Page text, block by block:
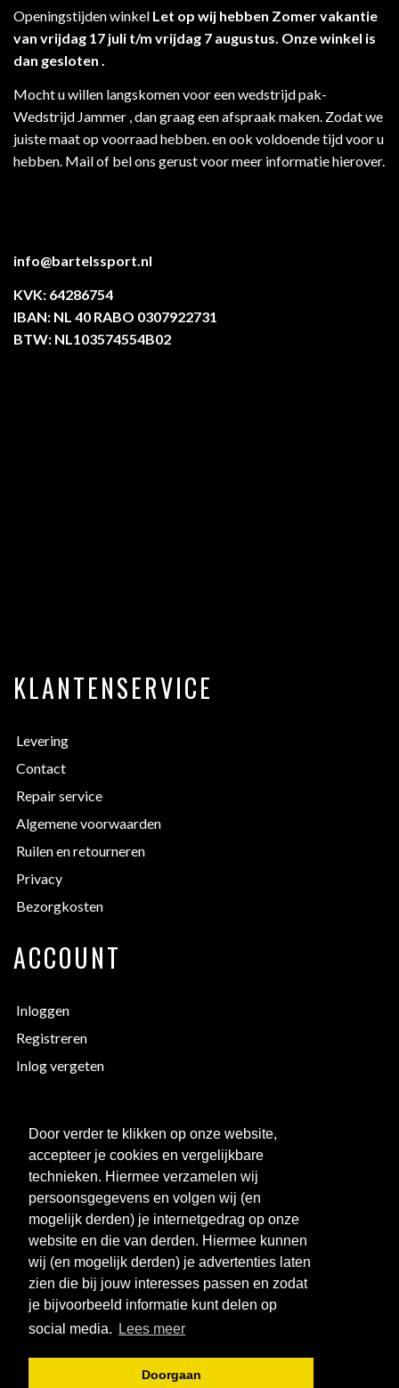
Door verder te klikken op onze website,
accepteer je cookies en vergelijkbare
technieken. Hiermee verzamelen wij
persoonsgegevens en volgen wij (en
mogelijk derden) je internetgedrag op onze
website en die van derden. Hiermee kunnen
wij (en mogelijk derden) je advertenties laten
zien die bij jouw interesses passen en zodat
je bijvoorbeeld informatie kunt delen op
social media.
Lees meer
Doorgaan
Openingstijden winkel Let op wij hebben Zomer vakantie
van vrijdag 17 juli t/m vrijdag 7 augustus. Onze winkel is
dan gesloten .
Mocht u willen langskomen voor een wedstrijd pak-
Wedstrijd Jammer , dan graag een afspraak maken. Zodat we
juiste maat op voorraad hebben. en ook voldoende tijd voor u
hebben. Mail of bel ons gerust voor meer informatie hierover.
info@bartelssport.nl
KVK: 64286754
IBAN: NL 40 RABO 0307922731
BTW: NL103574554B02
KLANTENSERVICE
Levering
Contact
Repair service
Algemene voorwaarden
Ruilen en retourneren
Privacy
Bezorgkosten
ACCOUNT
Inloggen
Registreren
Inlog vergeten
Bedrukken
Maattabellen
Links
Over ons
Clubkorting